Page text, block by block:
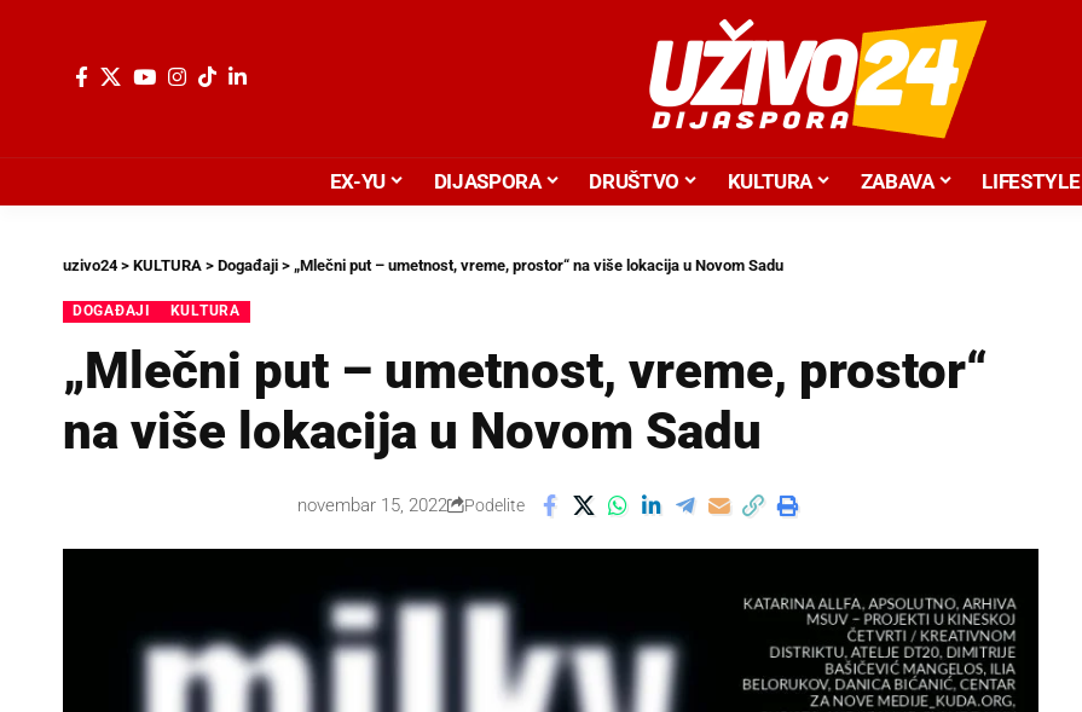
EX-YU DIJASPORA DRUŠTVO KULTURA ZABAVA LIFESTYLE
uzivo24> KULTURA > Događaji > „Mlečni put – umetnost, vreme, prostor“ na više lokacija u Novom Sadu
DOGAĐAJI KULTURA
„Mlečni put – umetnost, vreme, prostor“
na više lokacija u Novom Sadu
novembar 15, 2022 Podelite